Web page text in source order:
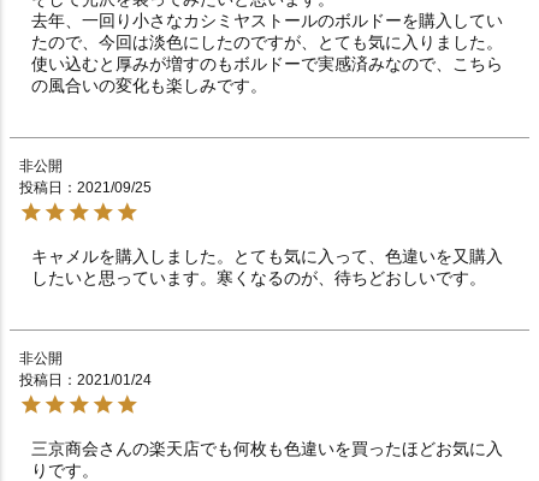
去年、一回り小さなカシミヤストールのボルドーを購入してい
たので、今回は淡色にしたのですが、とても気に入りました。
使い込むと厚みが増すのもボルドーで実感済みなので、こちら
の風合いの変化も楽しみです。
非公開
投稿日
2021/09/25
キャメルを購入しました。とても気に入って、色違いを又購入
したいと思っています。寒くなるのが、待ちどおしいです。
非公開
投稿日
2021/01/24
三京商会さんの楽天店でも何枚も色違いを買ったほどお気に入
りです。